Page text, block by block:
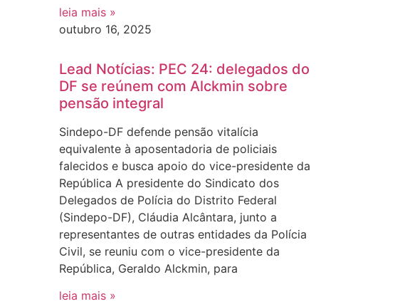
leia mais »
outubro 16, 2025
Lead Notícias: PEC 24: delegados do
DF se reúnem com Alckmin sobre
pensão integral
Sindepo-DF defende pensão vitalícia
equivalente à aposentadoria de policiais
falecidos e busca apoio do vice-presidente da
República A presidente do Sindicato dos
Delegados de Polícia do Distrito Federal
(Sindepo-DF), Cláudia Alcântara, junto a
representantes de outras entidades da Polícia
Civil, se reuniu com o vice-presidente da
República, Geraldo Alckmin, para
leia mais »